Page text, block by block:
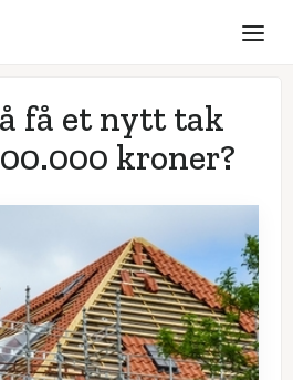
få et nytt tak
kroner?